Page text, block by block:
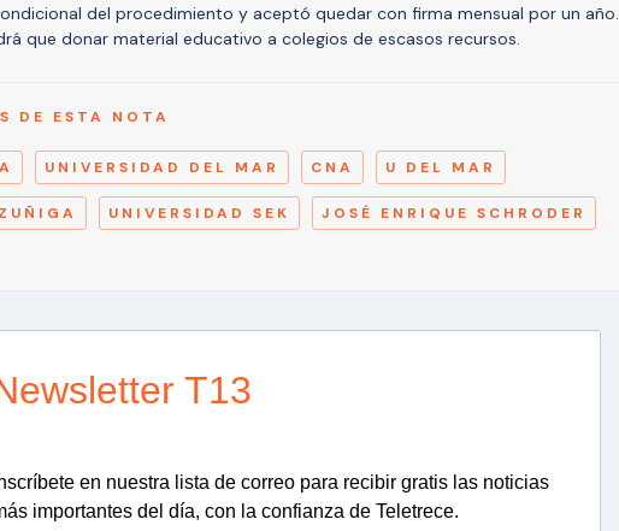
del procedimiento y aceptó quedar con firma mensual por un año.
que donar material educativo a colegios de escasos recursos.
DE ESTA NOTA
UNIVERSIDAD DEL MAR CNA U DEL MAR
UNIVERSIDAD SEK JOSÉ ENRIQUE SCHRODER
T13
en nuestra lista de correo para recibir gratis las noticias
importantes del día, con la confianza de Teletrece.